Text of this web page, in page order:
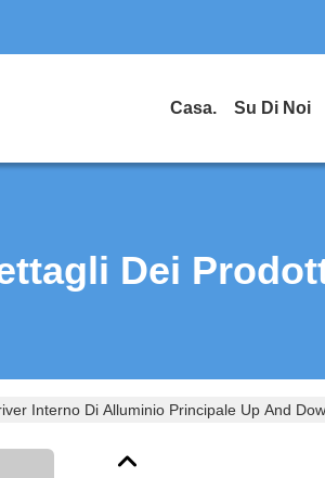
Casa. Su Di Noi
Dei
Interno Di Alluminio Principale Up And